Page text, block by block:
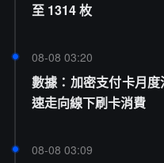
至 1314 枚
08-08 03:20
數據：加密支付卡月
速走向線下刷卡消費
08-08 03:09